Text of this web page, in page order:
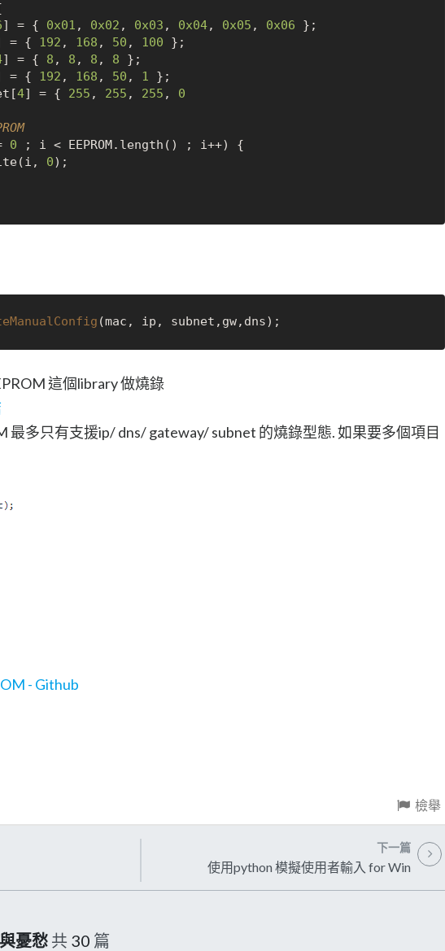
] = { 0x01 , 0x02 , 0x03 , 0x04, 0x05 , 0x06 };
= { 192 , 168 , 50 , 100 };
] = { 8 , 8 , 8 , 8 };
= { 192 , 168 , 50 , 1 };
4] = { 255 , 255 , 255 , 0
0 ; i < EEPROM.length() ; i++) {
0);
這個library 做燒錄
最多只有支援ip/ dns/ gateway/ subnet 的燒錄型態. 如果要多個項目
- Github
檢舉
下一篇
使用python 模擬使用者輸入 for Win
憂愁 共 30 篇